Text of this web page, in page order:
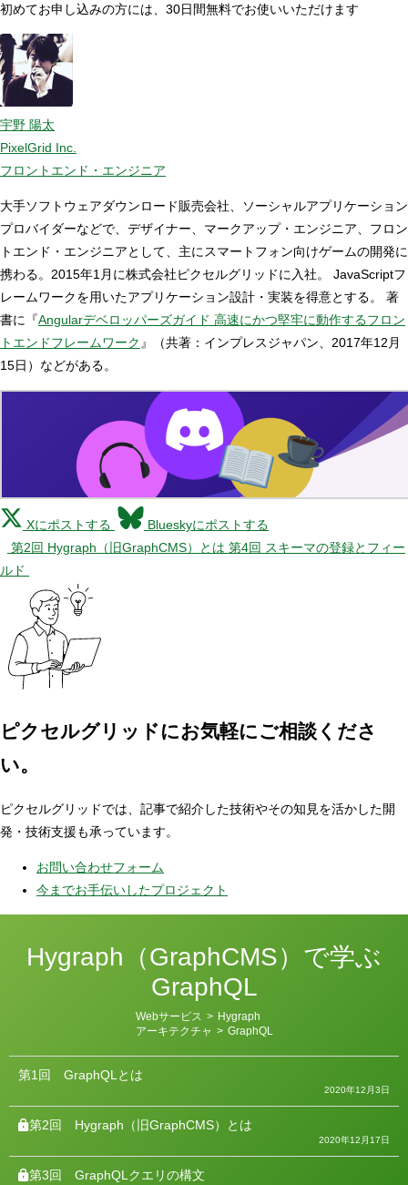
初めてお申し込みの方には、30日間無料でお使いいただけます
宇野 陽太
PixelGrid Inc.
フロントエンド・エンジニア
大手ソフトウェアダウンロード販売会社、ソーシャルアプリケーション
プロバイダーなどで、デザイナー、マークアップ・エンジニア、フロン
トエンド・エンジニアとして、主にスマートフォン向けゲームの開発に
携わる。2015年1月に株式会社ピクセルグリッドに入社。 JavaScriptフ
レームワークを用いたアプリケーション設計・実装を得意とする。 著
書に『Angularデベロッパーズガイド 高速にかつ堅牢に動作するフロン
トエンドフレームワーク 』（共著：インプレスジャパン、2017年12月
15日）などがある。
Xにポストする
Blueskyにポストする
第2回 Hygraph（旧GraphCMS）とは 第4回 スキーマの登録とフィー
ルド
ピクセルグリッドにお気軽にご相談くださ
い。
ピクセルグリッドでは、記事で紹介した技術やその知見を活かした開
発・技術支援も承っています。
お問い合わせフォーム
今までお手伝いしたプロジェクト
Hygraph（GraphCMS）で学ぶ
GraphQL
カ
テ
リ
Webサービス > Hygraph
アーキテクチャ > GraphQL
第1回 GraphQLとは
2020年12月3日
第2回 Hygraph（旧GraphCMS）とは
2020年12月17日
第3回 GraphQLクエリの構文